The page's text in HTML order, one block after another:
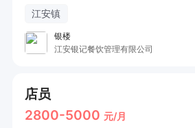
江安镇
银楼
江安银记餐饮管理有限公司
店员
2800-5000 元/月